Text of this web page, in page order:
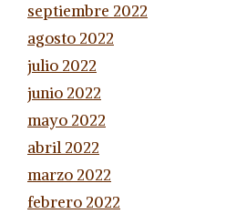
septiembre 2022
agosto 2022
julio 2022
junio 2022
mayo 2022
abril 2022
marzo 2022
febrero 2022